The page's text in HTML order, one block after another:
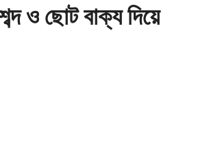
ও ছোট বাক্য দিয়ে